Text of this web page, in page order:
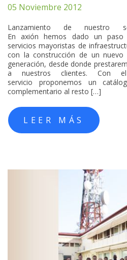
05 Noviembre 2012
Lanzamiento de nuestro
En axión hemos dado un
servicios mayoristas de
con la construcción de un
generación, desde donde
a nuestros clientes. Con
servicio proponemos un
complementario al resto […]
LEER MÁS